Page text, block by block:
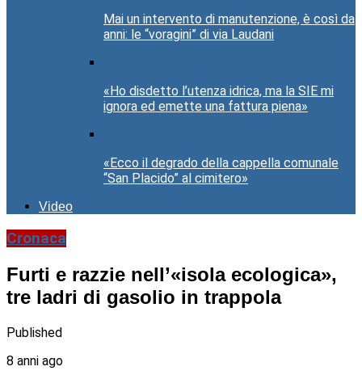
Mai un intervento di manutenzione, è così da
anni: le “voragini” di via Laudani
«Ho disdetto l’utenza idrica, ma la SIE mi
ignora ed emette una fattura piena»
«Ecco il degrado della cappella comunale
“San Placido” al cimitero»
Video
Cronaca
Furti e razzie nell’«isola ecologica»,
tre ladri di gasolio in trappola
Published
8 anni ago